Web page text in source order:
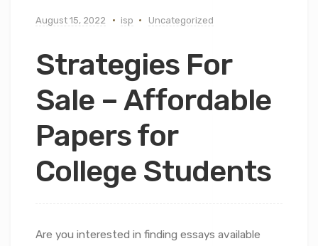
August 15, 2022 isp Uncategorized
Strategies For
Sale – Affordable
Papers for
College Students
Are you interested in finding essays available